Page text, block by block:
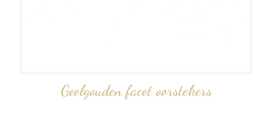
Geelgouden facet oorstekers